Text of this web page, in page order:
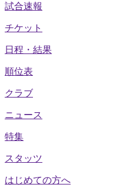
試合速報
チケット
日程・結果
順位表
クラブ
ニュース
特集
スタッツ
はじめての方へ